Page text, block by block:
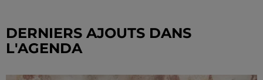
DERNIERS AJOUTS DANS
L'AGENDA